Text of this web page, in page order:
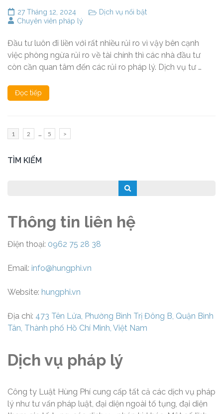
27 Tháng 12, 2024
Dịch vụ nổi bật
Chuyên viên pháp lý
Đầu tư luôn đi liền với rất nhiều rủi ro vì vậy bên cạnh
việc phòng ngừa rủi ro về tài chính thì các nhà đầu tư
còn cần quan tâm đến các rủi ro pháp lý. Dịch vụ tư …
Đọc tiếp
Phân
bài
Trang
1 Trang
2 … Trang
5 >
TÌM KIẾM
Thông tin liên hệ
Điện thoại: 0962 75 28 38
Email: info@hungphi.vn
Website: hungphi.vn
Địa chỉ: 473 Tên Lửa, Phường Bình Trị Đông B, Quận Bình
Tân, Thành phố Hồ Chí Minh, Việt Nam
Dịch vụ pháp lý
Công ty Luật Hùng Phí cung cấp tất cả các dịch vụ pháp
lý như tư vấn pháp luật, đại diện ngoài tố tụng, đại diện